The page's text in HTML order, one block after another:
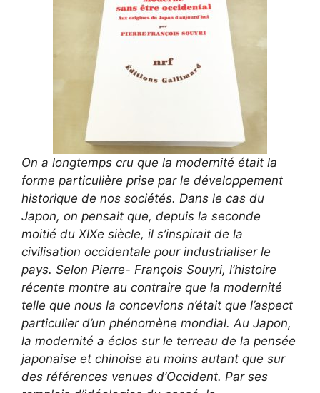
On a longtemps cru que la modernité était la
forme particulière prise par le développement
historique de nos sociétés. Dans le cas du
Japon, on pensait que, depuis la seconde
moitié du XIXe siècle, il s’inspirait de la
civilisation occidentale pour industrialiser le
pays. Selon Pierre- François Souyri, l’histoire
récente montre au contraire que la modernité
telle que nous la concevions n’était que l’aspect
particulier d’un phénomène mondial. Au Japon,
la modernité a éclos sur le terreau de la pensée
japonaise et chinoise au moins autant que sur
des références venues d’Occident. Par ses